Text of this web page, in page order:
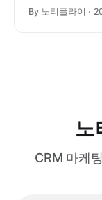
By 노티플라이
노
CRM 마케